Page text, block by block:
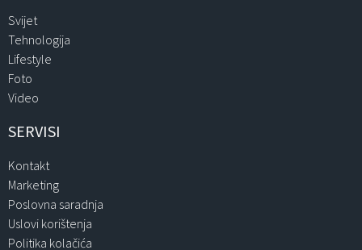
Svijet
Tehnologija
Lifestyle
Foto
Video
SERVISI
Kontakt
Marketing
Poslovna saradnja
Uslovi korištenja
Politika kolačića